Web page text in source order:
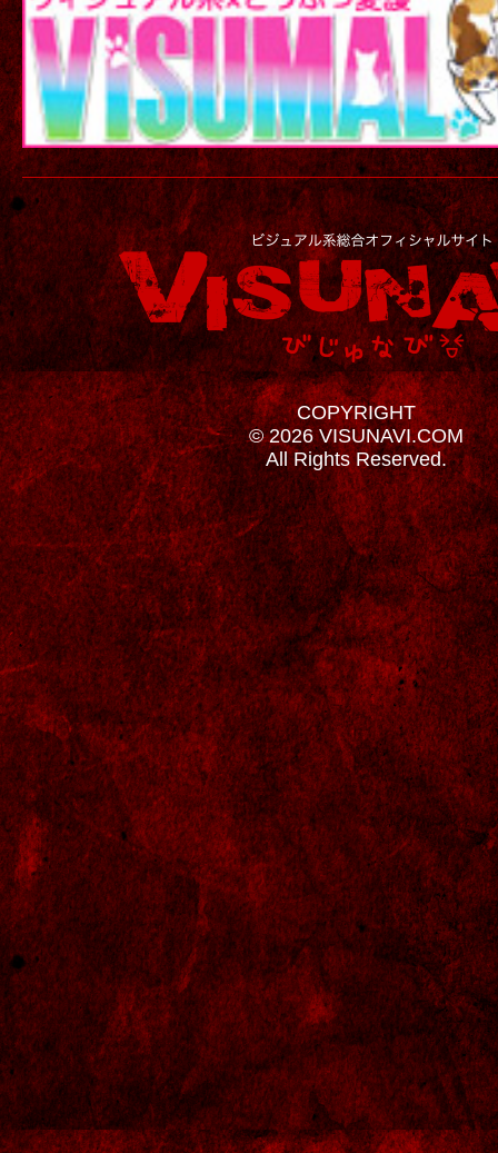
COPYRIGHT
© 2026 VISUNAVI.COM
All Rights Reserved.